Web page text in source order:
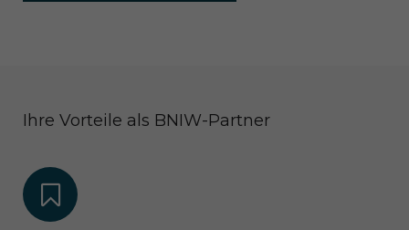
Ihre Vorteile als BNIW-Partner